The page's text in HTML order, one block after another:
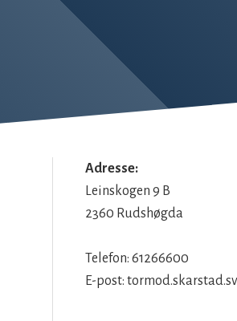
Adresse:
Leinskogen 9 B
2360 Rudshøgda
Telefon: 61266600
E-post: